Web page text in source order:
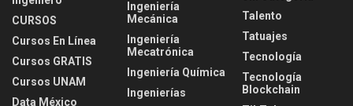
CURSOS
Cursos En Línea
Cursos GRATIS
Cursos UNAM
Data México
Ingeniería
Mecánica
Ingeniería
Mecatrónica
Ingeniería Química
Ingenierías
Talento
Tatuajes
Tecnología
Tecnología
Blockchain